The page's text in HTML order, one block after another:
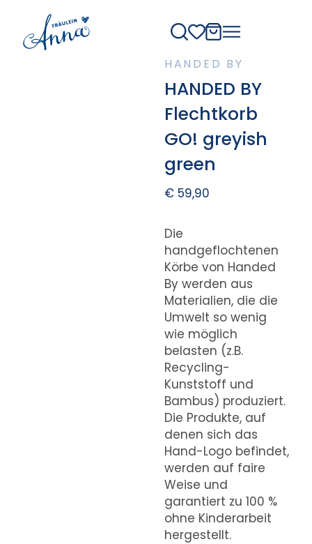
HANDED BY
HANDED BY
Flechtkorb
GO! greyish
green
€59,90
Die
handgeflochtenen
Körbe von Handed
By werden aus
Materialien, die die
Umwelt so wenig
wie möglich
belasten (z.B.
Recycling-
Kunststoff und
Bambus) produziert.
Die Produkte, auf
denen sich das
Hand-Logo befindet,
werden auf faire
Weise und
garantiert zu 100 %
ohne Kinderarbeit
hergestellt.